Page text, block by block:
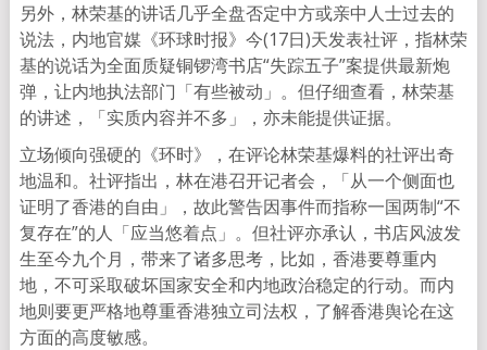
另外，林荣基的讲话几乎全盘否定中方或亲中人士过去的
说法，内地官媒《环球时报》今(17日)天发表社评，指林荣
基的说话为全面质疑铜锣湾书店“失踪五子”案提供最新炮
弹，让内地执法部门「有些被动」。但仔细查看，林荣基
的讲述，「实质内容并不多」，亦未能提供证据。
立场倾向强硬的《环时》，在评论林荣基爆料的社评出奇
地温和。社评指出，林在港召开记者会，「从一个侧面也
证明了香港的自由」，故此警告因事件而指称一国两制“不
复存在”的人「应当悠着点」。但社评亦承认，书店风波发
生至今九个月，带来了诸多思考，比如，香港要尊重内
地，不可采取破坏国家安全和内地政治稳定的行动。而内
地则要更严格地尊重香港独立司法权，了解香港舆论在这
方面的高度敏感。